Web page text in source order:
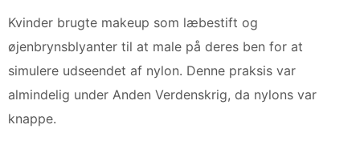
Kvinder brugte makeup som læbestift og
øjenbrynsblyanter til at male på deres ben for at
simulere udseendet af nylon. Denne praksis var
almindelig under Anden Verdenskrig, da nylons var
knappe.